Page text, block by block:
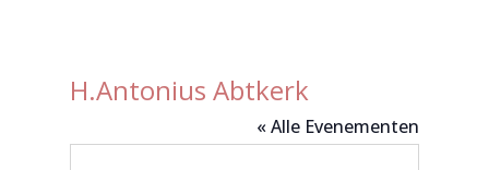
H.Antonius Abtkerk
« Alle Evenementen